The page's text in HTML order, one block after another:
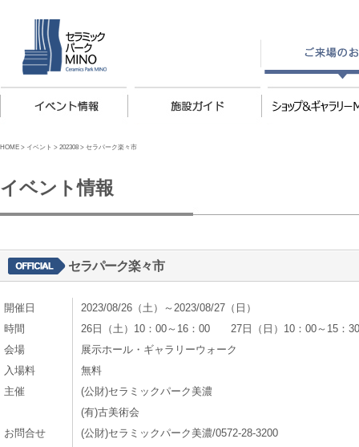
HOME > イベント > 202308 > セラパーク楽々市
イベント情報
セラパーク楽々市
開催日
2023/08/26（土）～2023/08/27（日）
時間
26日（土）10：00～16：00 27日（日）10：00～15：30
会場
展示ホール・ギャラリーウォーク
入場料
無料
主催
(公財)セラミックパーク美濃
(有)古美術会
お問合せ
(公財)セラミックパーク美濃/0572-28-3200